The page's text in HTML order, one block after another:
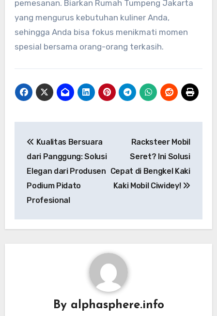
pemesanan. Biarkan Rumah Tumpeng Jakarta
yang mengurus kebutuhan kuliner Anda,
sehingga Anda bisa fokus menikmati momen
spesial bersama orang-orang terkasih.
navigation
Kualitas Bersuara
dari Panggung: Solusi
Elegan dari Produsen
Podium Pidato
Profesional
Racksteer Mobil
Seret? Ini Solusi
Cepat di Bengkel Kaki
Kaki Mobil Ciwidey!
By alphasphere.info